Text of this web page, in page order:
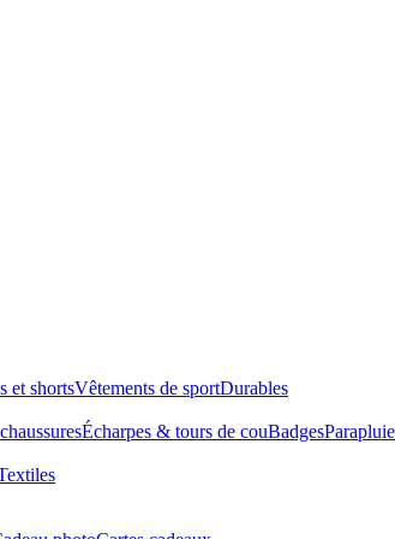
et shortsVêtements de sportDurables
Écharpes & tours de couBadges